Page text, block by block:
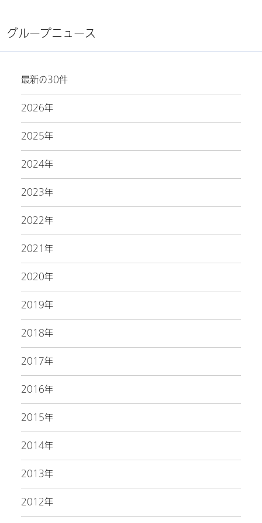
グループニュース
最新の30件
2026年
2025年
2024年
2023年
2022年
2021年
2020年
2019年
2018年
2017年
2016年
2015年
2014年
2013年
2012年